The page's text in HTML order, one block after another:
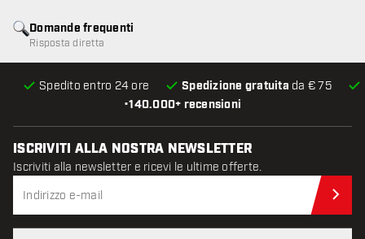
•140.000+ recensioni
Spedito entro 24 ore Spedizione gratuita da € 75
Domande frequenti
Risposta diretta
ISCRIVITI ALLA NOSTRA NEWSLETTER
Iscriviti alla newsletter e ricevi le ultime offerte.